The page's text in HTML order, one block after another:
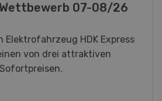
07-08/26
Elektrofahrzeug HDK Express
von drei attraktiven
Sofortpreisen.